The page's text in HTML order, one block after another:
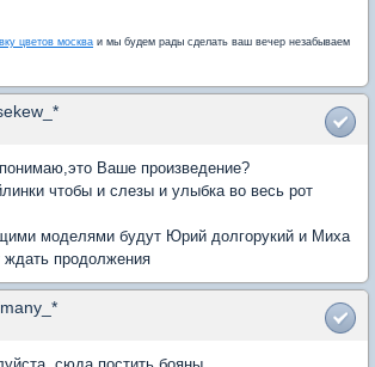
цветов москва и мы будем рады сделать ваш вечер незабываем
Ваше произведение?
чтобы и слезы и улыбка во весь рот
моделями будут Юрий долгорукий и Миха
продолжения